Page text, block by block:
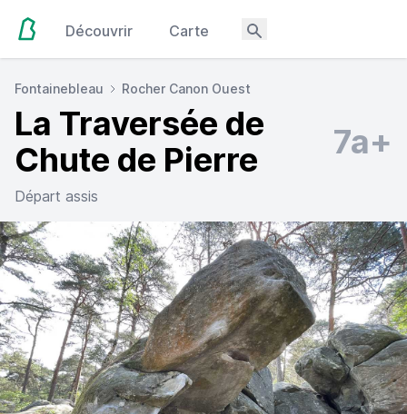
Découvrir Carte
Fontainebleau Rocher Canon Ouest
La Traversée de
Chute de Pierre
7a+
Départ assis